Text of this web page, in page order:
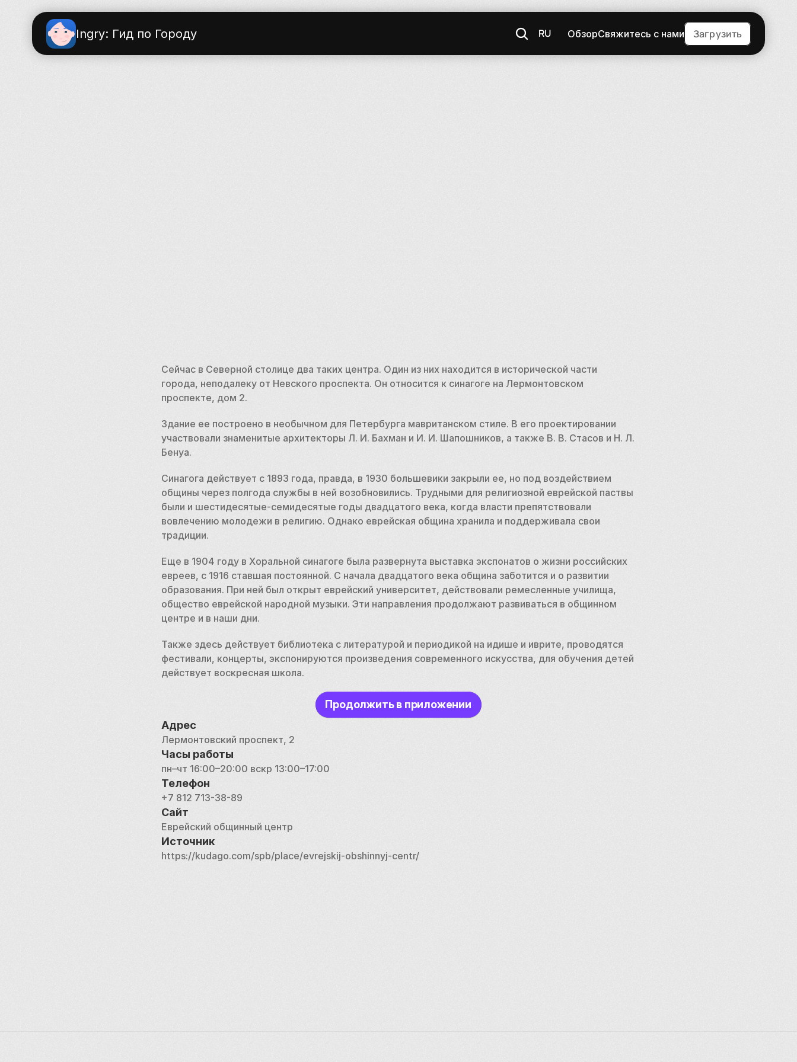
Ingry: Гид по Городу RU ОбзорСвяжитесь с нами Загрузить
Сейчас в Северной столице два таких центра. Один из них находится в исторической части
города, неподалеку от Невского проспекта. Он относится к синагоге на Лермонтовском
проспекте, дом 2.
Здание ее построено в необычном для Петербурга мавританском стиле. В его проектировании
участвовали знаменитые архитекторы Л. И. Бахман и И. И. Шапошников, а также В. В. Стасов и Н. Л.
Бенуа.
Синагога действует с 1893 года, правда, в 1930 большевики закрыли ее, но под воздействием
общины через полгода службы в ней возобновились. Трудными для религиозной еврейской паствы
были и шестидесятые-семидесятые годы двадцатого века, когда власти препятствовали
вовлечению молодежи в религию. Однако еврейская община хранила и поддерживала свои
традиции.
Еще в 1904 году в Хоральной синагоге была развернута выставка экспонатов о жизни российских
евреев, с 1916 ставшая постоянной. С начала двадцатого века община заботится и о развитии
образования. При ней был открыт еврейский университет, действовали ремесленные училища,
общество еврейской народной музыки. Эти направления продолжают развиваться в общинном
центре и в наши дни.
Также здесь действует библиотека с литературой и периодикой на идише и иврите, проводятся
фестивали, концерты, экспонируются произведения современного искусства, для обучения детей
действует воскресная школа.
Продолжить в приложении
Адрес
Лермонтовский проспект, 2
Часы работы
пн–чт 16:00–20:00 вскр 13:00–17:00
Телефон
+7 812 713-38-89
Сайт
Еврейский общинный центр
Источник
https://kudago.com/spb/place/evrejskij-obshinnyj-centr/